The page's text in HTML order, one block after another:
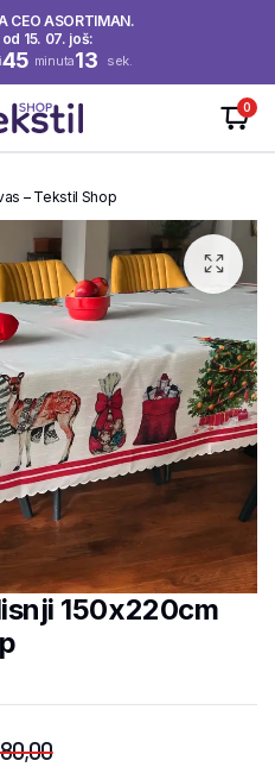
CEO ASORTIMAN.
15. 07. još:
45 minuta12 sek.
0
– Tekstil Shop
150x220cm